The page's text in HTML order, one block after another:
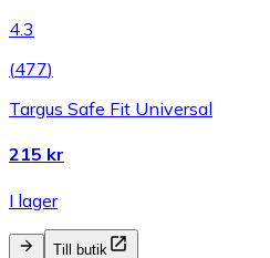
4.3
(477)
Targus Safe Fit Universal
215 kr
I lager
Till butik